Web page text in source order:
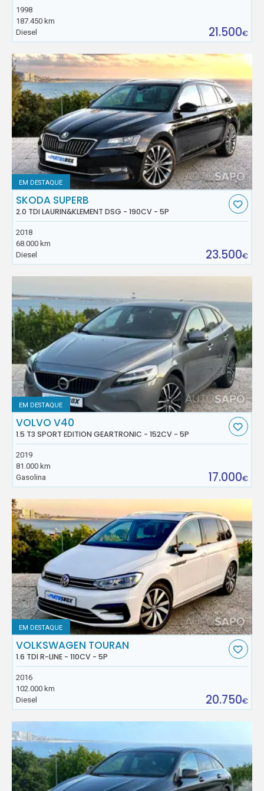
1998
187.450 km
Diesel
21.500€
EM DESTAQUE
SKODA SUPERB
2.0 TDI LAURIN&KLEMENT DSG - 190CV - 5P
2018
68.000 km
Diesel
23.500€
EM DESTAQUE
VOLVO V40
1.5 T3 SPORT EDITION GEARTRONIC - 152CV - 5P
2019
81.000 km
Gasolina
17.000€
EM DESTAQUE
VOLKSWAGEN TOURAN
1.6 TDI R-LINE - 110CV - 5P
2016
102.000 km
Diesel
20.750€